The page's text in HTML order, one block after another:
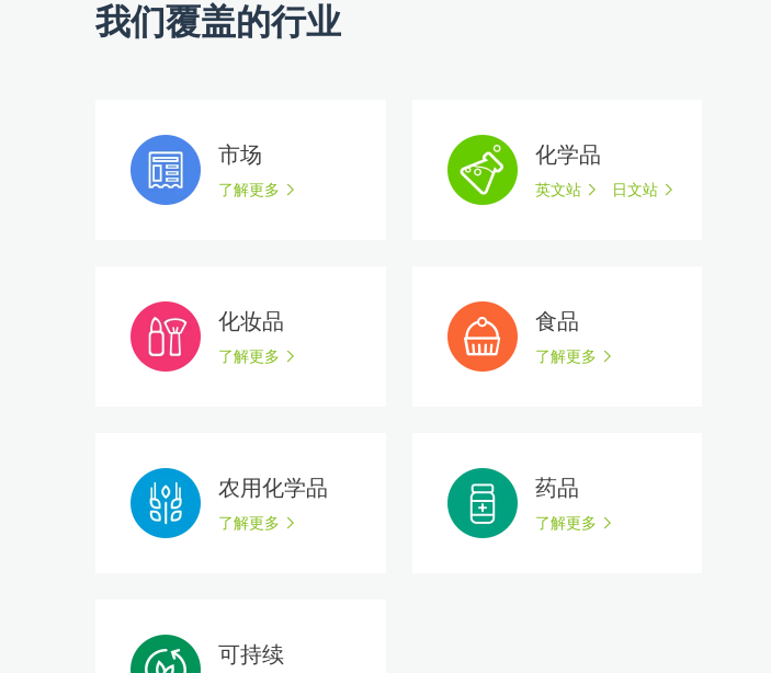
我们覆盖的行业
市场
了解更多
化学品
英文站 日文站
化妆品
了解更多
食品
了解更多
农用化学品
了解更多
药品
了解更多
可持续